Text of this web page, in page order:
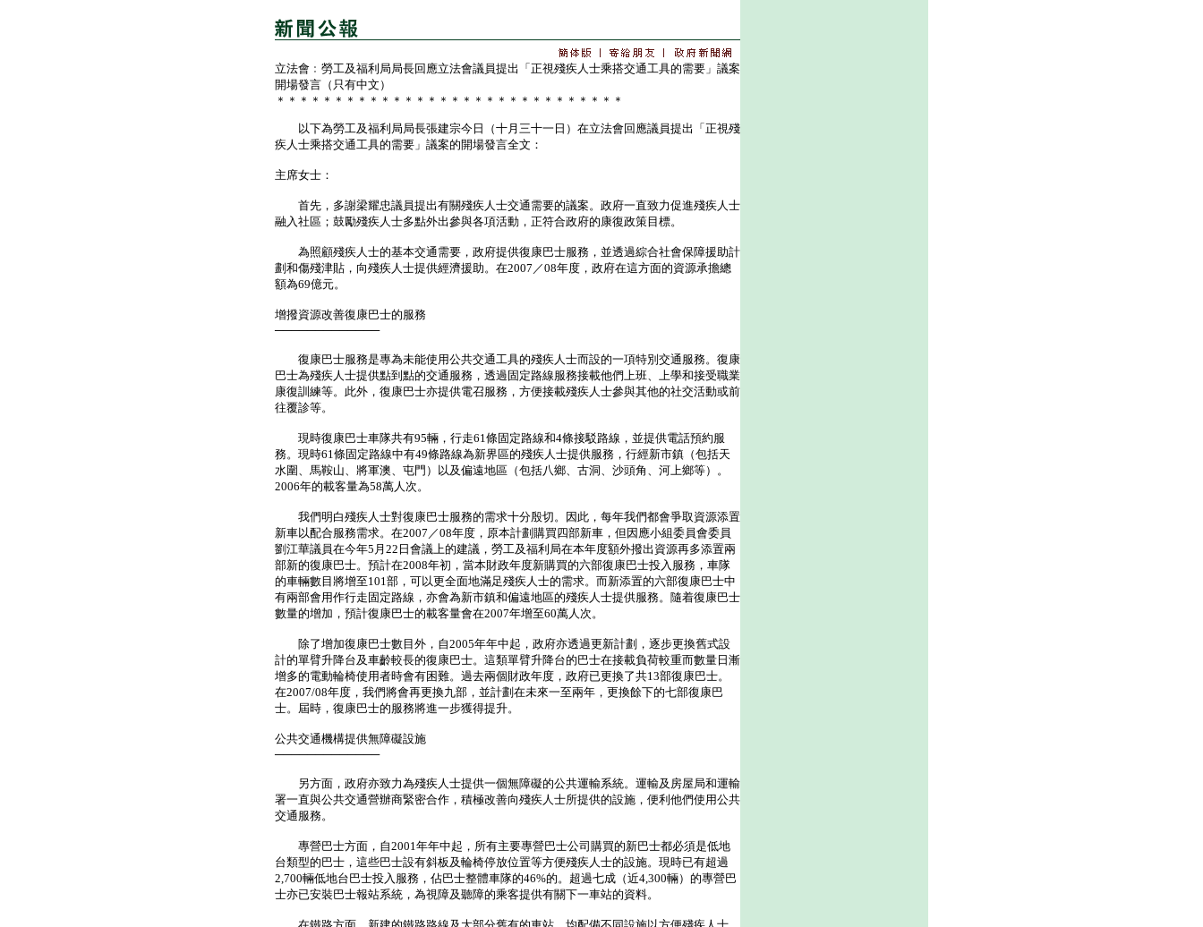
立法會﹕勞工及福利局局長回應立法會議員提出「正視殘疾人士乘搭交通工具的需要」議案
開場發言（只有中文）
＊＊＊＊＊＊＊＊＊＊＊＊＊＊＊＊＊＊＊＊＊＊＊＊＊＊＊＊＊＊
以下為勞工及福利局局長張建宗今日（十月三十一日）在立法會回應議員提出「正視殘
疾人士乘搭交通工具的需要」議案的開場發言全文：
主席女士：
首先，多謝梁耀忠議員提出有關殘疾人士交通需要的議案。政府一直致力促進殘疾人士
融入社區；鼓勵殘疾人士多點外出參與各項活動，正符合政府的康復政策目標。
為照顧殘疾人士的基本交通需要，政府提供復康巴士服務，並透過綜合社會保障援助計
劃和傷殘津貼，向殘疾人士提供經濟援助。在2007／08年度，政府在這方面的資源承擔總
額為69億元。
增撥資源改善復康巴士的服務
─────────────
復康巴士服務是專為未能使用公共交通工具的殘疾人士而設的一項特別交通服務。復康
巴士為殘疾人士提供點到點的交通服務，透過固定路線服務接載他們上班、上學和接受職業
康復訓練等。此外，復康巴士亦提供電召服務，方便接載殘疾人士參與其他的社交活動或前
往覆診等。
現時復康巴士車隊共有95輛，行走61條固定路線和4條接駁路線，並提供電話預約服
務。現時61條固定路線中有49條路線為新界區的殘疾人士提供服務，行經新市鎮（包括天
水圍、馬鞍山、將軍澳、屯門）以及偏遠地區（包括八鄉、古洞、沙頭角、河上鄉等）。
2006年的載客量為58萬人次。
我們明白殘疾人士對復康巴士服務的需求十分殷切。因此，每年我們都會爭取資源添置
新車以配合服務需求。在2007／08年度，原本計劃購買四部新車，但因應小組委員會委員
劉江華議員在今年5月22日會議上的建議，勞工及福利局在本年度額外撥出資源再多添置兩
部新的復康巴士。預計在2008年初，當本財政年度新購買的六部復康巴士投入服務，車隊
的車輛數目將增至101部，可以更全面地滿足殘疾人士的需求。而新添置的六部復康巴士中
有兩部會用作行走固定路線，亦會為新市鎮和偏遠地區的殘疾人士提供服務。隨着復康巴士
數量的增加，預計復康巴士的載客量會在2007年增至60萬人次。
除了增加復康巴士數目外，自2005年年中起，政府亦透過更新計劃，逐步更換舊式設
計的單臂升降台及車齡較長的復康巴士。這類單臂升降台的巴士在接載負荷較重而數量日漸
增多的電動輪椅使用者時會有困難。過去兩個財政年度，政府已更換了共13部復康巴士。
在2007/08年度，我們將會再更換九部，並計劃在未來一至兩年，更換餘下的七部復康巴
士。屆時，復康巴士的服務將進一步獲得提升。
公共交通機構提供無障礙設施
─────────────
另方面，政府亦致力為殘疾人士提供一個無障礙的公共運輸系統。運輸及房屋局和運輸
署一直與公共交通營辦商緊密合作，積極改善向殘疾人士所提供的設施，便利他們使用公共
交通服務。
專營巴士方面，自2001年年中起，所有主要專營巴士公司購買的新巴士都必須是低地
台類型的巴士，這些巴士設有斜板及輪椅停放位置等方便殘疾人士的設施。現時已有超過
2,700輛低地台巴士投入服務，佔巴士整體車隊的46%的。超過七成（近4,300輛）的專營巴
士亦已安裝巴士報站系統，為視障及聽障的乘客提供有關下一車站的資料。